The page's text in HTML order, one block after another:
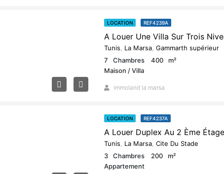
LOCATION REF4239A
Tunis La Marsa Gammarth supérieur
7
Chambres 400
m²
Maison / Villa
immoland la marsa
LOCATION REF4237A
Tunis La Marsa Cite Du Stade
3
Chambres 200
m²
Appartement